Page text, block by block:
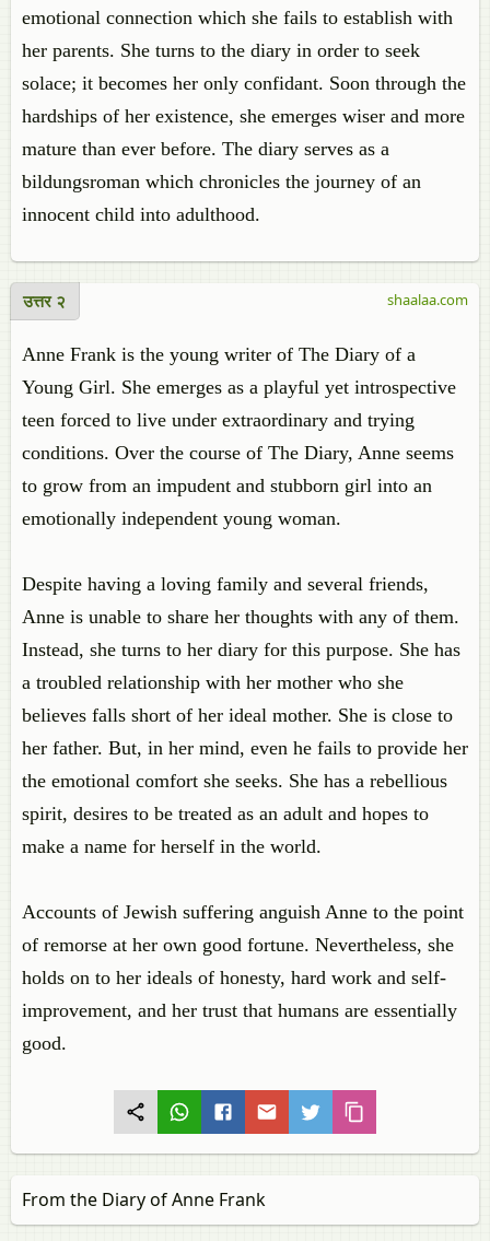
emotional connection which she fails to establish with
her parents. She turns to the diary in order to seek
solace; it becomes her only confidant. Soon through the
hardships of her existence, she emerges wiser and more
mature than ever before. The diary serves as a
bildungsroman which chronicles the journey of an
innocent child into adulthood.
उत्तर २
Anne Frank is the young writer of The Diary of a
Young Girl. She emerges as a playful yet introspective
teen forced to live under extraordinary and trying
conditions. Over the course of The Diary, Anne seems
to grow from an impudent and stubborn girl into an
emotionally independent young woman.
Despite having a loving family and several friends,
Anne is unable to share her thoughts with any of them.
Instead, she turns to her diary for this purpose. She has
a troubled relationship with her mother who she
believes falls short of her ideal mother. She is close to
her father. But, in her mind, even he fails to provide her
the emotional comfort she seeks. She has a rebellious
spirit, desires to be treated as an adult and hopes to
make a name for herself in the world.
Accounts of Jewish suffering anguish Anne to the point
of remorse at her own good fortune. Nevertheless, she
holds on to her ideals of honesty, hard work and self-
improvement, and her trust that humans are essentially
good.
shaalaa.com
From the Diary of Anne Frank